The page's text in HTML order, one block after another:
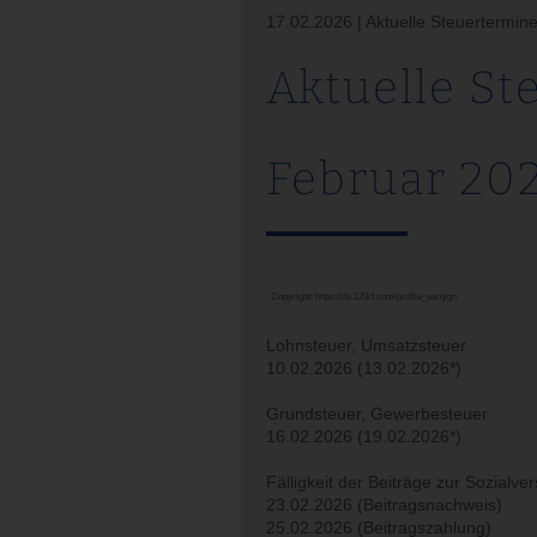
17.02.2026 | Aktuelle Steuertermine
Aktuelle
Februar
Copyright:
Lohnsteuer, Umsatzsteuer
10.02.2026 (13.02.2026*)
Grundsteuer, Gewerbesteuer
16.02.2026 (19.02.2026*)
Fälligkeit der Beiträge zur
23.02.2026 (Beitragsnachweis)
25.02.2026 (Beitragszahlung)